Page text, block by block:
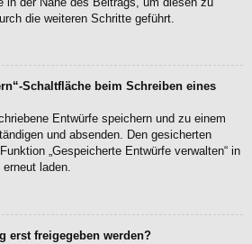
die weiteren Schritte geführt.
Schaltfläche beim Schreiben eines
Entwürfe speichern und zu einem
und absenden. Den gesicherten
„Gespeicherte Entwürfe verwalten“ in
erneut laden.
erst freigegeben werden?